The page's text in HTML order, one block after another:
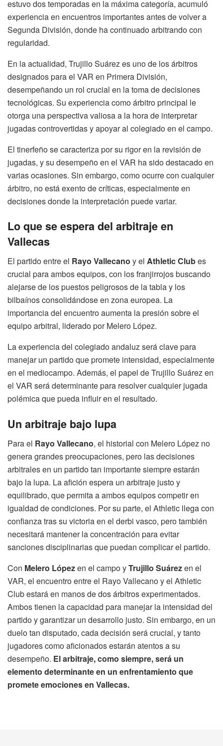
estuvo dos temporadas en la máxima categoría, acumuló
experiencia en encuentros importantes antes de volver a
Segunda División, donde ha continuado arbitrando con
regularidad.
En la actualidad, Trujillo Suárez es uno de los árbitros
designados para el VAR en Primera División,
desempeñando un rol crucial en la toma de decisiones
tecnológicas. Su experiencia como árbitro principal le
otorga una perspectiva valiosa a la hora de interpretar
jugadas controvertidas y apoyar al colegiado en el campo.
El tinerfeño se caracteriza por su rigor en la revisión de
jugadas, y su desempeño en el VAR ha sido destacado en
varias ocasiones. Sin embargo, como ocurre con cualquier
árbitro, no está exento de críticas, especialmente en
decisiones donde la interpretación puede variar.
Lo que se espera del arbitraje en
Vallecas
El partido entre el Rayo Vallecano y el Athletic Clubes
crucial para ambos equipos, con los franjirrojos buscando
alejarse de los puestos peligrosos de la tabla y los
bilbaínos consolidándose en zona europea. La
importancia del encuentro aumenta la presión sobre el
equipo arbitral, liderado por Melero López.
La experiencia del colegiado andaluz será clave para
manejar un partido que promete intensidad, especialmente
en el mediocampo. Además, el papel de Trujillo Suárez en
el VAR será determinante para resolver cualquier jugada
polémica que pueda influir en el resultado.
Un arbitraje bajo lupa
Para el Rayo Vallecano, el historial con Melero López no
genera grandes preocupaciones, pero las decisiones
arbitrales en un partido tan importante siempre estarán
bajo la lupa. La afición espera un arbitraje justo y
equilibrado, que permita a ambos equipos competir en
igualdad de condiciones. Por su parte, el Athletic llega con
confianza tras su victoria en el derbi vasco, pero también
necesitará mantener la concentración para evitar
sanciones disciplinarias que puedan complicar el partido.
Con Melero Lópezen el campo yTrujillo Suárezen el
VAR, el encuentro entre el Rayo Vallecano y el Athletic
Club estará en manos de dos árbitros experimentados.
Ambos tienen la capacidad para manejar la intensidad del
partido y garantizar un desarrollo justo. Sin embargo, en un
duelo tan disputado, cada decisión será crucial, y tanto
jugadores como aficionados estarán atentos a su
desempeño. El arbitraje, como siempre, será un
elemento determinante en un enfrentamiento que
promete emociones en Vallecas.